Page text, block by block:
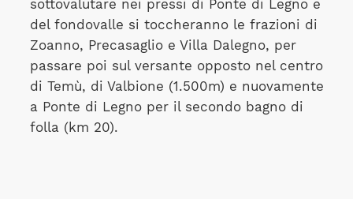
sottovalutare nei pressi di Ponte di Legno e
del fondovalle si toccheranno le frazioni di
Zoanno, Precasaglio e Villa Dalegno, per
passare poi sul versante opposto nel centro
di Temù, di Valbione (1.500m) e nuovamente
a Ponte di Legno per il secondo bagno di
folla (km 20).